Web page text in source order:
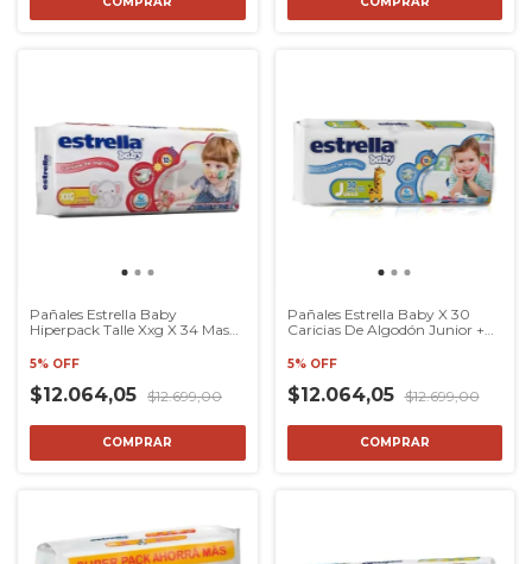
Pañales Estrella Baby
Hiperpack Talle Xxg X 34 Mas
5% OFF
$12.064,05 $12.699,00
COMPRAR
Pañales Estrella Baby X 30
Caricias De Algodón Junior +
5% OFF
$12.064,05 $12.699,00
COMPRAR